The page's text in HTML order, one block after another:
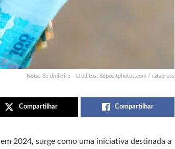
Notas de dinheiro - Créditos: depositphotos.com / rafapress
Compartilhar Compartilhar
em 2024, surge como uma iniciativa destinada a